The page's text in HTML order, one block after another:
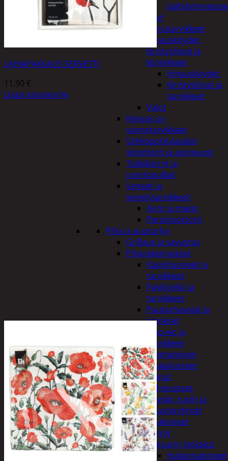
Öljyt
Perävaunutarvikkeet
Hinausköydet,
kiristysliinat ja
kiinnikkeet
Hinausköydet
Kiristysliinat ja
tarvikkeet
Valot
Rengas ja -
vannetarvikkeet
Sähköpotkulaudat,
skootterit ja ajoneuvot
Tukkikärryt ja
juontopulkat
Veneet ja
veneilytarvikkeet
Airot ja melat
Perämoottorit
Piha ja puutarha
Grillaus ja savustus
Piharakennukset
Kasvihuoneet ja
tarvikkeet
Paviljonkit ja
tarvikkeet
Puutarhavajat ja
katokset
Ulko-wc ja
tarvikkeet
Piharakentaminen
Puutarhakalusteet
Keinut
Pehmusteet
Pöydät, tuolit ja
kalusteryhmät
Puutarhakoneet
Kärryt
Metsurin työkalut
Halkomakoneet
LAHJAPAKKAUS SERVETTI
11,90 €
Lisää ostoskoriin